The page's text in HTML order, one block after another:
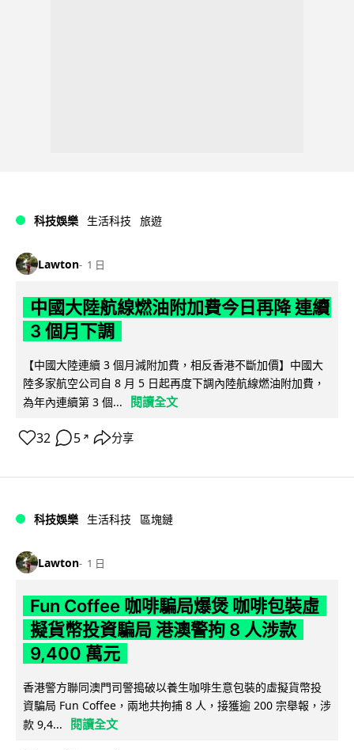
科技娛樂 生活科技 旅遊
Lawton 1 日
中國大陸航線燃油附加費今日再降 連續
3 個月下調
【中國大陸連續 3 個月減附加費，相反香港不斷加價】中國大
陸多家航空公司自 8 月 5 日起再度下調內陸航線燃油附加費，
為年內連續第 3 個...
閱讀全文
32 5 ↗ 分享
科技娛樂 生活科技 區塊鏈
Lawton 1 日
Fun Coffee 咖啡騙局爆煲 咖啡包裝虛
擬貨幣投資騙局 港澳警拘 8 人涉款
9,400 萬元
香港警方聯同澳門司警搗破以養生咖啡生意包裝的虛擬貨幣投
資騙局 Fun Coffee，兩地共拘捕 8 人，接獲逾 200 宗舉報，涉
款 9,4...
閱讀全文